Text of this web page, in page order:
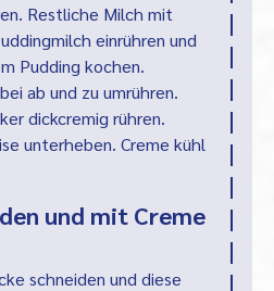
Restliche Milch mit
einrühren und
Pudding kochen.
ab und zu umrühren.
dickcremig rühren.
unterheben. Creme kühl
und mit Creme
schneiden und diese